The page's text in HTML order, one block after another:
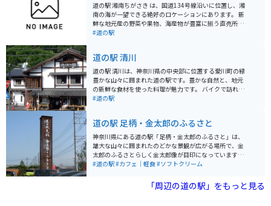
道の駅 湘南ちがさき は、国道134号線沿いに位置し、湘
南の海が一望できる絶好のロケーションにあります。 新
鮮な地元産の野菜や果物、海産物が豊富に揃う直売所
は、湘南の豊かな恵みを感じられるスポットです。朝ど
た、レストランでは、しらす丼や地魚を使った料理な
ど、地元の食材を活かしたメニューが楽しめます。海を
眺めながら食事ができるテラス席もあり、潮風を感じな
がらゆったりとした時間を過ごせます。 バイクで訪れる
方には、無料の駐輪場が用意されているので安心です。
には、江の島や鎌倉などの人気観光スポットも点在して
おり、足を延ばしてみるのも良いでしょう。 道の駅 湘南
ちがさき では、定期的にイベントも開催されています。
地元のアーティストによるライブや、季節のイベントな
ど、湘南の文化に触れることができる機会です。イベン
ト情報は、公式ウェブサイトで確認できます。 お土産に
を使ったお菓子などがおすすめです。 少し足を延ばせ
#道の駅
道の駅 清川
道の駅 清川は、神奈川県の中央部に位置する愛川町の緑
豊かな山々に囲まれた道の駅です。豊かな自然と、地元
の新鮮な食材を使った料理が魅力です。 バイクで訪れる
際は、宮ヶ瀬湖やヤビツ峠など、周辺のワインディング
品である、新鮮な野菜や果物、手作りジャムなどが人気
です。また、レストランでは、地元産の食材をふんだん
に使った料理を楽しむことができます。特に、地元産の
猪肉を使った「猪肉丼」は、ここでしか味わえない人気
メニューです。
#道の駅
道の駅 足柄・金太郎のふるさと
神奈川県にある道の駅「足柄・金太郎のふるさと」は、
雄大な山々に囲まれたのどかな景観が広がる場所で、金
太郎のふるさとらしく金太郎像が目印になっています。
リニューアルされた施設は清潔感があり、広くはない店
しさがあります。地元のお肉やそばなどグルメも充実し
ており、ドライブやツーリングの休憩スポットとして最
#道の駅#カフェ｜軽食#ソフトクリーム
「周辺の道の駅」をもっと見る